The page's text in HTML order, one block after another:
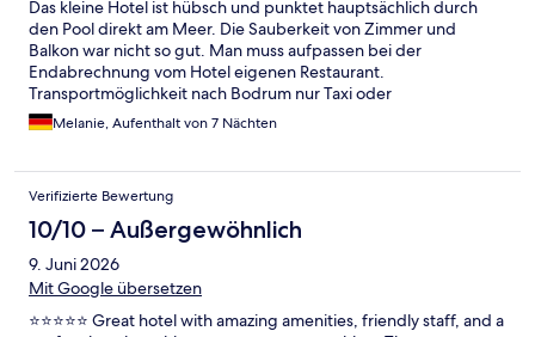
Das kleine Hotel ist hübsch und punktet hauptsächlich durch
den Pool direkt am Meer. Die Sauberkeit von Zimmer und
Balkon war nicht so gut. Man muss aufpassen bei der
Endabrechnung vom Hotel eigenen Restaurant.
Transportmöglichkeit nach Bodrum nur Taxi oder
Mietauto.Kleine Busse halten nicht an der Schnellstrasse.
Aufenthalt war aber gemütlich und schön....
Melanie, Aufenthalt von 7 Nächten
Verifizierte Bewertung
10/10 – Außergewöhnlich
9. Juni 2026
Mit Google übersetzen
⭐⭐⭐⭐⭐ Great hotel with amazing amenities, friendly staff, and a